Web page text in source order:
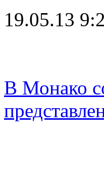
19.05.13
В Монако